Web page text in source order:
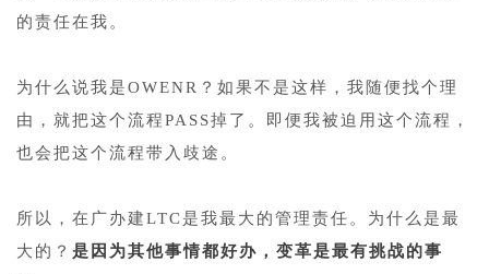
的责任在我。
为什么说我是OWENR？如果不是这样，我随便找个理
由，就把这个流程PASS掉了。即便我被迫用这个流程，
也会把这个流程带入歧途。
所以，在广办建LTC是我最大的管理责任。为什么是最
大的？ 是因为其他事情都好办，变革是最有挑战的事